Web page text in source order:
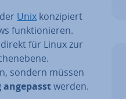
Unix kon­zi­piert
funk­tio­nie­ren.
für Linux zur
sondern müssen
werden.